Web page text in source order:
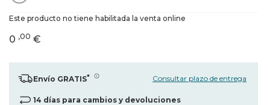
Este producto no tiene habilitada la venta online
0 ,00 €
Envío GRATIS* Consultar plazo de entrega
14 días para cambios y devoluciones